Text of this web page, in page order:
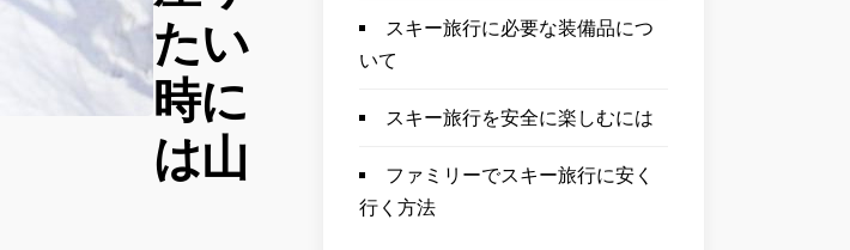
たい
時に
は山
スキー旅行に必要な装備品につ
いて
スキー旅行を安全に楽しむには
ファミリーでスキー旅行に安く
行く方法